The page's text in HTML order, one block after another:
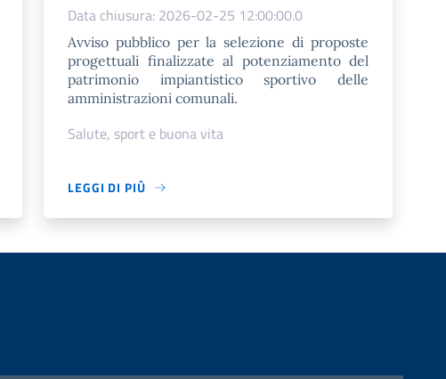
Data chiusura: 2026-02-25 12:00:00.0
Avviso pubblico per la selezione di proposte
progettuali finalizzate al potenziamento del
patrimonio impiantistico sportivo delle
amministrazioni comunali.
Salute, sport e buona vita
LEGGI DI PIÙ